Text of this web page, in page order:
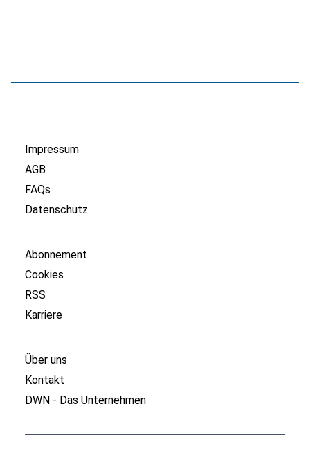
Impressum
AGB
FAQs
Datenschutz
Abonnement
Cookies
RSS
Karriere
Über uns
Kontakt
DWN - Das Unternehmen